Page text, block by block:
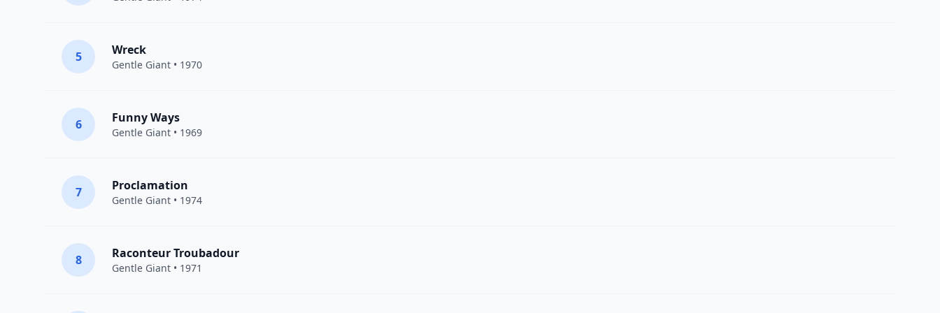
5 Wreck
Gentle Giant • 1970
6 Funny Ways
Gentle Giant • 1969
7 Proclamation
Gentle Giant • 1974
8 Raconteur Troubadour
Gentle Giant • 1971